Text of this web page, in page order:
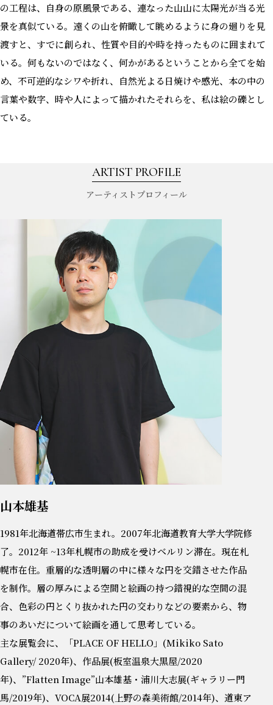
の工程は、自身の原風景である、連なった山山に太陽光が当る光
景を真似ている。遠くの山を俯瞰して眺めるように身の廻りを見
渡すと、すでに創られ、性質や目的や時を持ったものに囲まれて
いる。何もないのではなく、何かがあるということから全てを始
め、不可逆的なシワや折れ、自然光よる日焼けや感光、本の中の
言葉や数字、時や人によって描かれたそれらを、私は絵の礫とし
ている。
ARTIST PROFILE
アーティストプロフィール
山本雄基
1981年北海道帯広市生まれ。2007年北海道教育大学大学院修
了。2012年 ~13年札幌市の助成を受けベルリン滞在。現在札
幌市在住。重層的な透明層の中に様々な円を交錯させた作品
を制作。層の厚みによる空間と絵画の持つ錯視的な空間の混
合、色彩の円とくり抜かれた円の交わりなどの要素から、物
事のあいだについて絵画を通して思考している。
主な展覧会に、「PLACE OF HELLO」(Mikiko Sato
Gallery/ 2020年)、作品展(板室温泉大黒屋/2020
年)、”Flatten Image”山本雄基・浦川大志展(ギャラリー門
馬/2019年)、VOCA展2014(上野の森美術館/2014年)、道東ア